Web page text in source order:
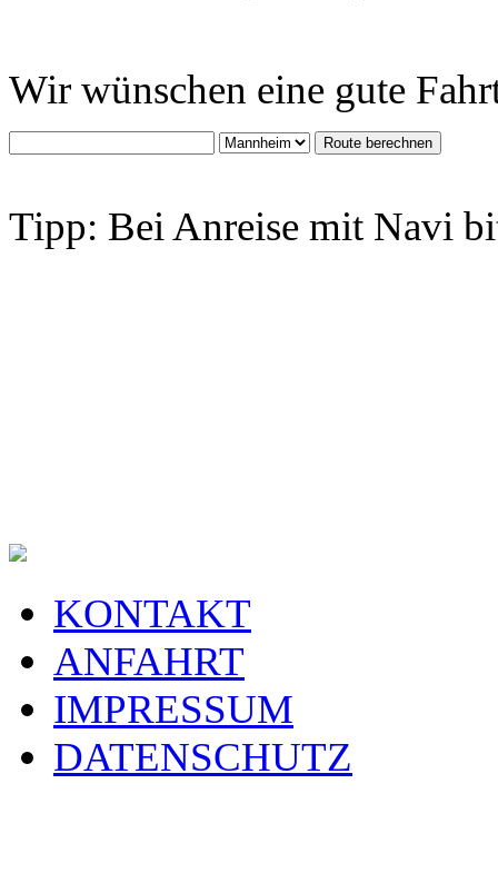
Wir wünschen eine gute
Tipp: Bei Anreise mit Navi
KONTAKT
ANFAHRT
IMPRESSUM
DATENSCHUTZ